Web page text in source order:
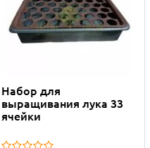
Набор для
выращивания лука 33
ячейки